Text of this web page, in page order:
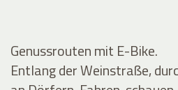
Genussrouten mit E-Bike.
Entlang der Weinstraße,